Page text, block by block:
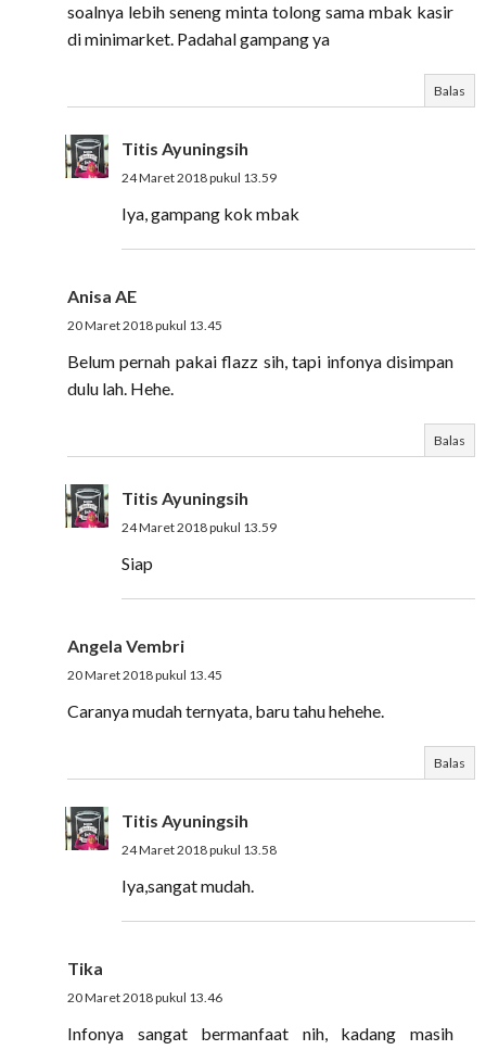
soalnya lebih seneng minta tolong sama mbak kasir
di minimarket. Padahal gampang ya
Balas
Titis Ayuningsih
24 Maret 2018 pukul 13.59
Iya, gampang kok mbak
Anisa AE
20 Maret 2018 pukul 13.45
Belum pernah pakai flazz sih, tapi infonya disimpan
dulu lah. Hehe.
Balas
Titis Ayuningsih
24 Maret 2018 pukul 13.59
Siap
Angela Vembri
20 Maret 2018 pukul 13.45
Caranya mudah ternyata, baru tahu hehehe.
Balas
Titis Ayuningsih
24 Maret 2018 pukul 13.58
Iya,sangat mudah.
Tika
20 Maret 2018 pukul 13.46
Infonya sangat bermanfaat nih, kadang masih